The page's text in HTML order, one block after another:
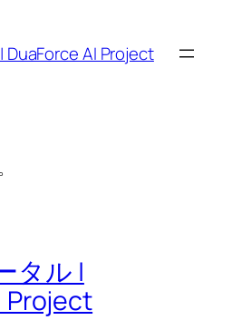
DuaForce AI Project
タル |
Project